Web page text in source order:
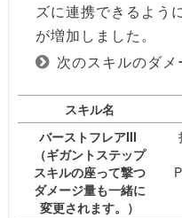
ズに連携できるよう
が増加しました。
次のスキルのダメ
スキル名
バーストフレアIII
（ギガントステップ
スキルの座って撃つ
ダメージ量も一緒に
変更されます。）